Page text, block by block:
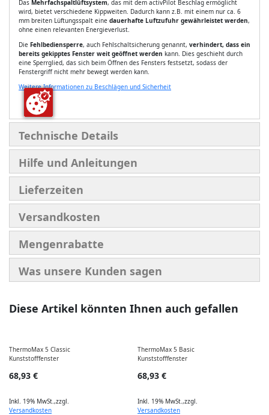
Das Mehrfachspaltlüftsystem, das mit dem activPilot Beschlag ermöglicht
wird, bietet verschiedene Kippweiten. Dadurch kann z.B. mit einem nur ca. 6
mm breiten Lüftungsspalt eine dauerhafte Luftzufuhr gewährleistet werden,
ohne einen relevanten Energieverlust.
Die Fehlbediensperre, auch Fehlschaltsicherung genannt, verhindert, dass ein
bereits gekipptes Fenster weit geöffnet werden kann. Dies geschieht durch
eine Sperrglied, das sich beim Öffnen des Fensters festsetzt, sodass der
Fenstergriff nicht mehr bewegt werden kann.
Weitere Informationen zu Beschlägen und Sicherheit
Technische Details
Hilfe und Anleitungen
Lieferzeiten
Versandkosten
Mengenrabatte
Was unsere Kunden sagen
Diese Artikel könnten Ihnen auch gefallen
ThermoMax 5 Classic
Kunststofffenster
68,93 €
Inkl. 19% MwSt. ,zzgl.
Versandkosten
ThermoMax 5 Basic
Kunststofffenster
68,93 €
Inkl. 19% MwSt. ,zzgl.
Versandkosten